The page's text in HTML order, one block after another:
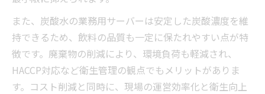
また、炭酸水の業務用サーバーは安定した炭酸濃度を維
持できるため、飲料の品質も一定に保たれやすい点が特
徴です。廃棄物の削減により、環境負荷も軽減され、
HACCP対応など衛生管理の観点でもメリットがありま
す。コスト削減と同時に、現場の運営効率化と衛生向上